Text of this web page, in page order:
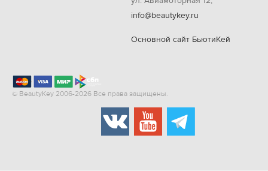
info@beautykey.ru
Основной сайт БьютиКей
© BeautyKey 2006-2026 Все права защищены.